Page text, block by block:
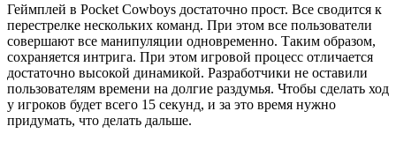
Геймплей в Pocket Cowboys достаточно прост. Все сводится к
перестрелке нескольких команд. При этом все пользователи
совершают все манипуляции одновременно. Таким образом,
сохраняется интрига. При этом игровой процесс отличается
достаточно высокой динамикой. Разработчики не оставили
пользователям времени на долгие раздумья. Чтобы сделать ход
у игроков будет всего 15 секунд, и за это время нужно
придумать, что делать дальше.